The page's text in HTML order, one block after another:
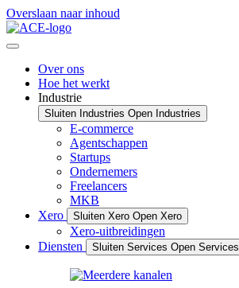
Overslaan naar inhoud
Over ons
Hoe het werkt
Industrie
Sluiten Industries Open Industries
E-commerce
Agentschappen
Startups
Ondernemers
Freelancers
MKB
Xero
Sluiten Xero Open Xero
Xero-uitbreidingen
Diensten
Sluiten Services Open Services